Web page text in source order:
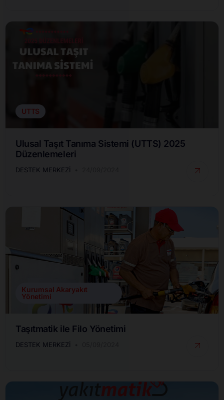
UTTS
Ulusal Taşıt Tanıma Sistemi (UTTS) 2025
Düzenlemeleri
DESTEK MERKEZI
Kurumsal Akaryakıt
Yönetimi
Taşıtmatik ile Filo Yönetimi
DESTEK MERKEZI